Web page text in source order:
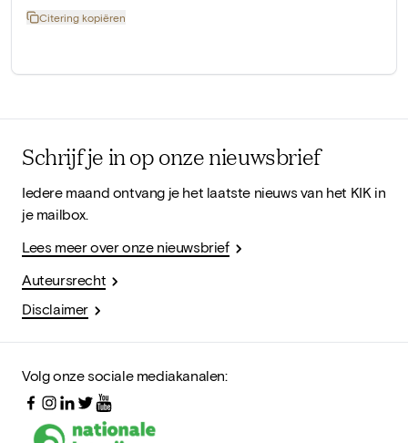
Citering kopiëren
Schrijf je in op onze nieuwsbrief
Iedere maand ontvang je het laatste nieuws van het KIK in
je mailbox.
Lees meer over onze nieuwsbrief
Auteursrecht
Disclaimer
Volg onze sociale mediakanalen: